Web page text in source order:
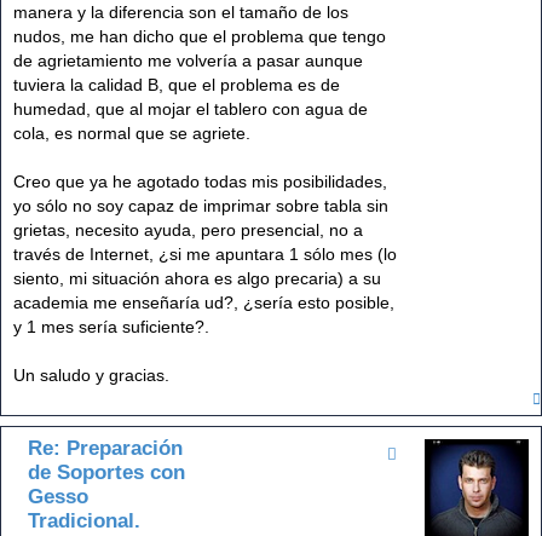
manera y la diferencia son el tamaño de los
nudos, me han dicho que el problema que tengo
de agrietamiento me volvería a pasar aunque
tuviera la calidad B, que el problema es de
humedad, que al mojar el tablero con agua de
cola, es normal que se agriete.
Creo que ya he agotado todas mis posibilidades,
yo sólo no soy capaz de imprimar sobre tabla sin
grietas, necesito ayuda, pero presencial, no a
través de Internet, ¿si me apuntara 1 sólo mes (lo
siento, mi situación ahora es algo precaria) a su
academia me enseñaría ud?, ¿sería esto posible,
y 1 mes sería suficiente?.
Un saludo y gracias.
Re: Preparación
de Soportes con
Gesso
Tradicional.